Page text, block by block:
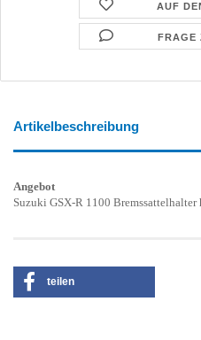
AUF
FRAGE
Artikelbeschreibung
Angebot
Suzuki GSX-R 1100
teilen